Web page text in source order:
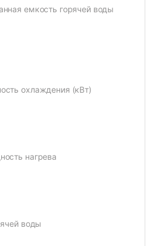
емкость горячей воды
охлаждения (кВт)
нагрева
воды